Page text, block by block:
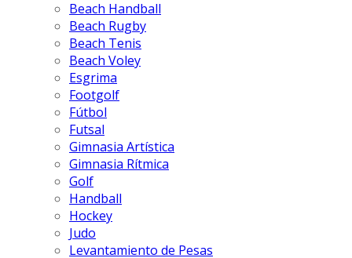
Beach Handball
Beach Rugby
Beach Tenis
Beach Voley
Esgrima
Footgolf
Fútbol
Futsal
Gimnasia Artística
Gimnasia Rítmica
Golf
Handball
Hockey
Judo
Levantamiento de Pesas